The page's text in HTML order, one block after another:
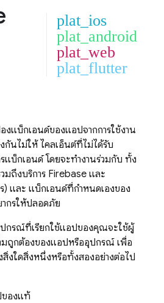
plat_ios
plat_android
plat_web
plat_flutter
งแบ็กเอนด์ของแอปจากการใช้งาน
กันไม่ให้ ไคลเอ็นต์ที่ไม่ได้รับ
แบ็กเอนด์ โดยจะทำงานร่วมกับ ทั้ง
มถึงบริการ Firebase และ
) และ แบ็กเอนด์ที่กำหนดเองของ
กรให้ปลอดภัย
กรณ์ที่เรียกใช้แอปของคุณจะใช้ผู้
มถูกต้องของแอปหรืออุปกรณ์ เพื่อ
สิ่งใดสิ่งหนึ่งหรือทั้งสองอย่างต่อไป
ของแท้